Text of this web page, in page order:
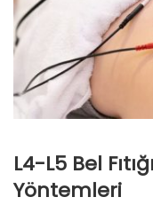
L4-L5 Bel
Yöntemleri